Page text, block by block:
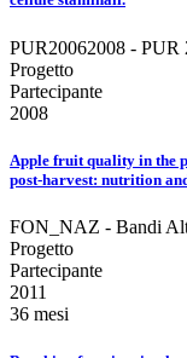
PUR20062008 - PUR
Progetto
Partecipante
2008
Apple fruit quality in the
post-harvest: nutrition
FON_NAZ - Bandi
Progetto
Partecipante
2011
36 mesi